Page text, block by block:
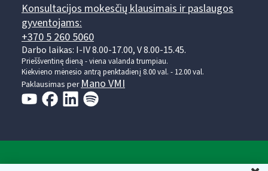
Konsultacijos mokesčių klausimais ir paslaugos
gyventojams:
+370 5 260 5060
Darbo laikas: I-IV 8.00-17.00, V 8.00-15.45.
Prieššventinę dieną - viena valanda trumpiau.
Kiekvieno mėnesio antrą penktadienį 8.00 val. - 12.00 val.
Paklausimas per Mano VMI